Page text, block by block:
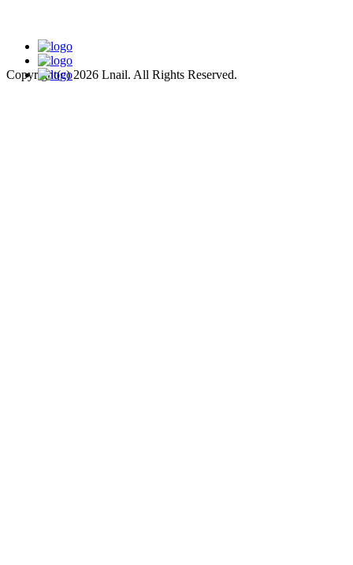
Copyright(c) 2026 Lnail. All Rights Reserved.